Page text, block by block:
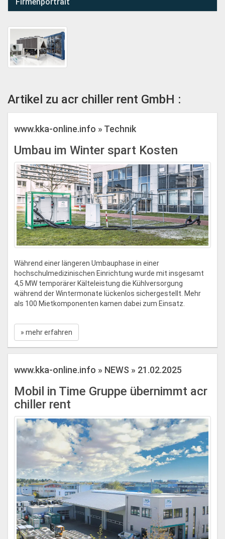
Artikel zu acr chiller rent GmbH :
www.kka-online.info » Technik
Umbau im Winter spart Kosten
Während einer längeren Umbauphase in einer
hochschulmedizinischen Einrichtung wurde mit insgesamt
4,5 MW temporärer Kälteleistung die Kühlversorgung
während der Wintermonate lückenlos sichergestellt. Mehr
als 100 Mietkomponenten kamen dabei zum Einsatz.
» mehr erfahren
www.kka-online.info » NEWS » 21.02.2025
Mobil in Time Gruppe übernimmt acr
chiller rent